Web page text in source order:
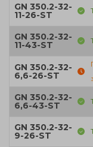
GN 350.2-32-
11-26-ST
GN 350.2-32-
11-43-ST
GN 350.2-32-
6,6-26-ST
GN 350.2-32-
6,6-43-ST
GN 350.2-32-
9-26-ST